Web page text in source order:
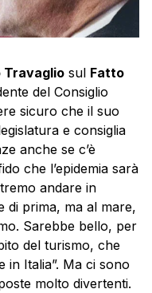
Travaglio sul Fatto
del Consiglio
sicuro che il suo
e consiglia
anche se c’è
che l’epidemia sarà
andare in
di prima, ma al mare,
Sarebbe bello, per
del turismo, che
in Italia”. Ma ci sono
molto divertenti.